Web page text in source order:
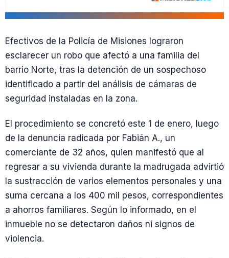
Efectivos de la Policía de Misiones lograron
esclarecer un robo que afectó a una familia del
barrio Norte, tras la detención de un sospechoso
identificado a partir del análisis de cámaras de
seguridad instaladas en la zona.
El procedimiento se concretó este 1 de enero, luego
de la denuncia radicada por Fabián A., un
comerciante de 32 años, quien manifestó que al
regresar a su vivienda durante la madrugada advirtió
la sustracción de varios elementos personales y una
suma cercana a los 400 mil pesos, correspondientes
a ahorros familiares. Según lo informado, en el
inmueble no se detectaron daños ni signos de
violencia.